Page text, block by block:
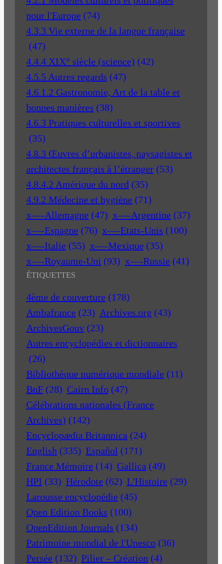
pour l'Europe (74)
4.3.3 Vie externe de la langue française
(47)
4.4.4 XIX° siècle (science) (42)
4.5.5 Autres regards (47)
4.6.1.2 Gastronomie, Art de la table et
bonnes manières (38)
4.6.3 Pratiques culturelles et sportives
(35)
4.8.3 Œuvres d’urbanistes, paysagistes et
architectes français à l’étranger (53)
4.8.4.2 Amérique du nord (35)
4.9.2 Médecine et hygiène (71)
x—-Allemagne (47) x—-Argentine (37)
x—-Espagne (76) x—-Etats-Unis (100)
x—-Italie (55) x—-Mexique (35)
x—-Royaume-Uni (93) x—-Russie (41)
ÉTIQUETTES
4ème de couverture (178)
Ambafrance (23) Archives.org (43)
ArchivesGouv (23)
Autres encyclopédies et dictionnaires
(26)
Bibliothèque numérique mondiale (11)
BnF (28) Cairn Info (47)
Célébrations nationales (France
Archives) (142)
Encyclopædia Britannica (24)
English (335) Español (171)
France Mémoire (14) Gallica (49)
HPI (33) Hérodote (62) L'Histoire (29)
Larousse encyclopédie (45)
Open Edition Books (100)
OpenEdition Journals (134)
Patrimoine mondial de l'Unesco (36)
Persée (132) Pilier – Création (4)